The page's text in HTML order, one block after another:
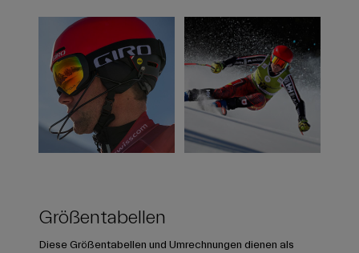
Größentabellen
Diese Größentabellen und Umrechnungen dienen als